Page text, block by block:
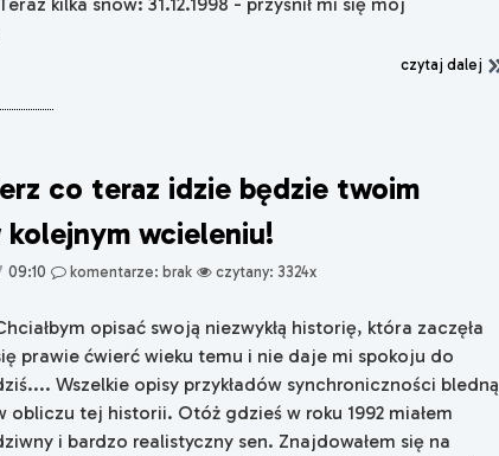
czytaj dalej
co teraz idzie będzie twoim
kolejnym wcieleniu!
09:10 komentarze: brak czytany: 3324x
opisać swoją niezwykłą historię, która zaczęła
prawie ćwierć wieku temu i nie daje mi spokoju do
Wszelkie opisy przykładów synchroniczności bledną
obliczu tej historii. Otóż gdzieś w roku 1992 miałem
i bardzo realistyczny sen. Znajdowałem się na